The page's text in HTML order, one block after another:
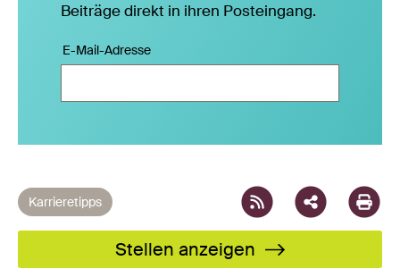
Beiträge direkt in ihren Posteingang.
E-Mail-Adresse
Karrieretipps
Stellen anzeigen